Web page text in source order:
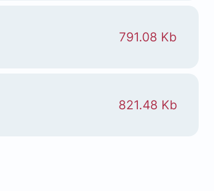
791.08 Kb
821.48 Kb